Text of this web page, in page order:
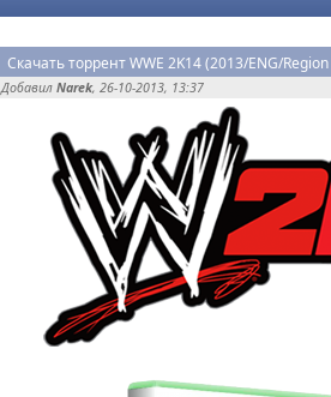
Скачать торрент WWE 2K14 (2013/ENG/
Добавил Narek, 26-10-2013, 13:37